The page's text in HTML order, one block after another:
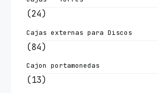
(24)
Cajas externas para Discos
(84)
Cajon portamonedas
(13)